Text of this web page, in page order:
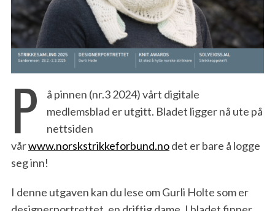
P
å pinnen (nr.3 2024) vårt digitale
medlemsblad er utgitt. Bladet ligger nå ute på
nettsiden
vårwww.norskstrikkeforbund.nodet er bare å logge
seg inn!
I denne utgaven kan du lese om Gurli Holte som er